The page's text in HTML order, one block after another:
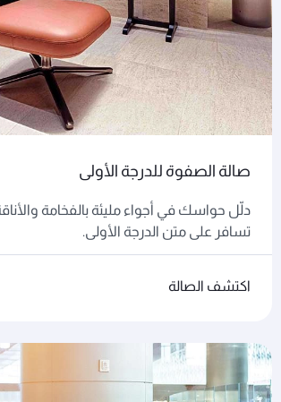
صالة الصفوة للدرجة الأولى
دلّل حواسك في أجواء مليئة بالفخامة
تسافر على متن الدرجة الأولى.
اكتشف الصالة